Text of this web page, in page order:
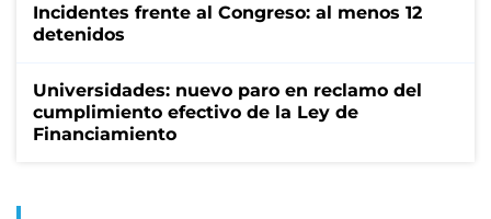
Incidentes frente al Congreso: al menos 12
detenidos
Universidades: nuevo paro en reclamo del
cumplimiento efectivo de la Ley de
Financiamiento